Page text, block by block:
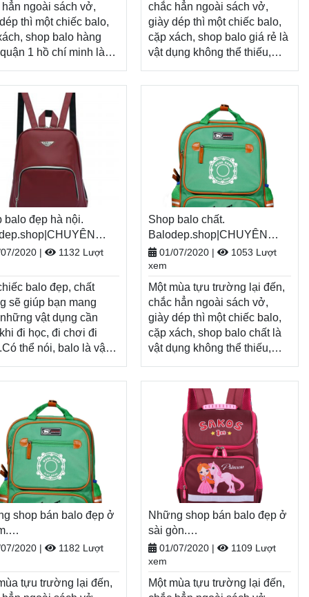
ngoài sách vở,
thì một chiếc balo,
shop balo hàng
1 hồ chí minh là
năng lượng cho
học mới đầy tươi
Nhân dịp năm học
Balodep.shop tri ân
hàng với những
trình ưu đãi, khuyến
cùng hấp dẫn và đa
sản phẩm.
shop
hiệu quận 1 hồ chí
Balo-Túi xách. Giao
quốc, Miễn phí đổi
thanh toán tiền khi
hàng
Xem thêm
chắc hẳn ngoài sách vở,
giày dép thì một chiếc balo,
cặp xách, shop balo giá rẻ là
vật dụng không thể thiếu,
một năm học mới đầy tươi
mới, Balodep.shop tri ân
khách hàng với những
chương trình ưu đãi, khuyến
mãi vô cùng hấp dẫn và đa
dạng sản phẩm.
Balodep.shop|Chuyên shop
balo giá rẻ, Balo-Túi xách.
Giao hàng toàn quốc, Miễn
phí đổi trả hàng, thanh toán
tiền khi nhận hàngXem thêm
balo đẹp hà nội.
TÚI XÁCH–VALI ĐẸP
2020 |
1132 Lượt
balo đẹp, chất
sẽ giúp bạn mang
vật dụng cần
đi học, đi chơi đi
thể nói, balo là vật
Hà Nội và đang tìm
tham khảo bài viết
shop
đẹp hà nội, Chuyên
Túi xách. Giao
toàn quốc, Miễn phí đổi
thanh toán tiền khi
hàngXem thêm
Shop balo chất.
Balodep.shop|CHUYÊN
BALO-TÚI XÁCH–VALI ĐẸP
01/07/2020 |
1053 Lượt
xem
Một mùa tựu trường lại đến,
chắc hẳn ngoài sách vở,
giày dép thì một chiếc balo,
cặp xách, shop balo chất là
vật dụng không thể thiếu,
một năm học mới đầy tươi
sáng. Nhân dịp năm học
mới, Balodep.shop tri ân
khách hàng với những
chương trình ưu đãi, khuyến
mãi vô cùng hấp dẫn và đa
dạng sản phẩm.
Balodep.shop|Chuyên shop
balo chất, Balo-Túi xách.
Giao hàng toàn quốc, Miễn
phí đổi trả hàng, thanh toán
tiền khi nhận hàngXem thêm
shop bán balo đẹp ở
TÚI XÁCH–VALI ĐẸP
2020 |
1182 Lượt
tựu trường lại đến,
Những shop bán balo đẹp ở
sài gòn.
Balodep.shop|CHUYÊN
BALO-TÚI XÁCH–VALI ĐẸP
01/07/2020 |
1109 Lượt
xem
Một mùa tựu trường lại đến,